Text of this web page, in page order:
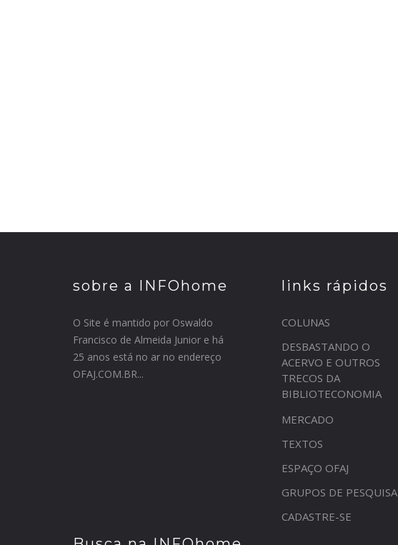
sobre a INFOhome
O Site é mantido por Oswaldo
Francisco de Almeida Junior e há
25 anos está no ar no endereço
OFAJ.COM.BR...
links rápidos
COLUNAS
DESBASTANDO O
ACERVO E OUTROS
TRECOS DA
BIBLIOTECONOMIA
MERCADO
TEXTOS
ESPAÇO OFAJ
GRUPOS DE PESQUISA
CADASTRE-SE